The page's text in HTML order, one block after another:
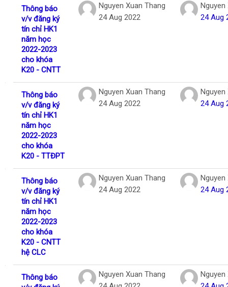
Thông báo
v/v đăng ký
tín chỉ HK1
năm học
2022-2023
cho khóa
K20 - CNTT
Nguyen Xuan Thang
24 Aug 2022
Nguyen
24 Aug
Thông báo
v/v đăng ký
tín chỉ HK1
năm học
2022-2023
cho khóa
K20 - TTĐPT
Nguyen Xuan Thang
24 Aug 2022
Nguyen
24 Aug
Thông báo
v/v đăng ký
tín chỉ HK1
năm học
2022-2023
cho khóa
K20 - CNTT
hệ CLC
Nguyen Xuan Thang
24 Aug 2022
Nguyen
24 Aug
Thông báo
Nguyen Xuan Thang
Nguyen